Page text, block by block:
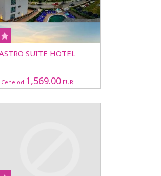
SUITE HOTEL
Cene od 1,569.00EUR